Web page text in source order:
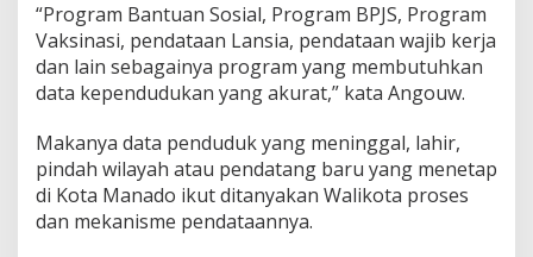
“Program Bantuan Sosial, Program BPJS, Program
Vaksinasi, pendataan Lansia, pendataan wajib kerja
dan lain sebagainya program yang membutuhkan
data kependudukan yang akurat,” kata Angouw.
Makanya data penduduk yang meninggal, lahir,
pindah wilayah atau pendatang baru yang menetap
di Kota Manado ikut ditanyakan Walikota proses
dan mekanisme pendataannya.